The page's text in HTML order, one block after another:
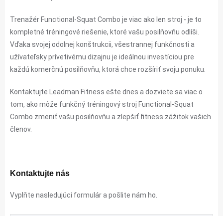
Trenažér Functional-Squat Combo je viac ako len stroj - je to
kompletné tréningové riešenie, ktoré vašu posilňovňu odlíši.
Vďaka svojej odolnej konštrukcii, všestrannej funkčnosti a
užívateľsky prívetivému dizajnu je ideálnou investíciou pre
každú komerčnú posilňovňu, ktorá chce rozšíriť svoju ponuku.
Kontaktujte Leadman Fitness ešte dnes a dozviete sa viac o
tom, ako môže funkčný tréningový stroj Functional-Squat
Combo zmeniť vašu posilňovňu a zlepšiť fitness zážitok vašich
členov.
Kontaktujte nás
Vyplňte nasledujúci formulár a pošlite nám ho.